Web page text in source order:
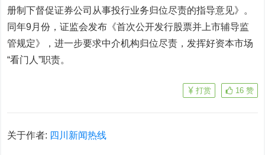
册制下督促证券公司从事投行业务归位尽责的指导意见》。
同年9月份，证监会发布《首次公开发行股票并上市辅导监
管规定》，进一步要求中介机构归位尽责，发挥好资本市场
“看门人”职责。
16 赞
打赏
关于作者: 四川新闻热线